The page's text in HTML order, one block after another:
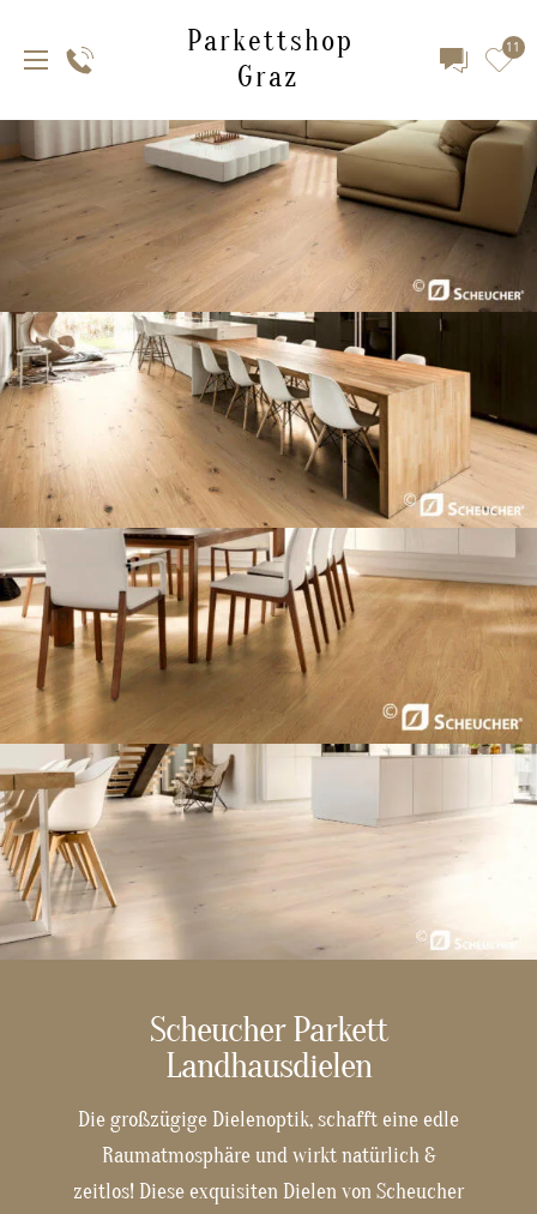
Parkettshop
Graz
11
Scheucher Parkett
Landhausdielen
Die großzügige Dielenoptik, schafft eine edle
Raumatmosphäre und wirkt natürlich &
zeitlos! Diese exquisiten Dielen von Scheucher